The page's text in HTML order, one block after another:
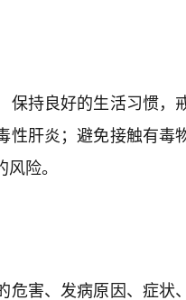
保持良好的生活习惯，
肝炎；避免接触有毒
险。
危害、发病原因、症状